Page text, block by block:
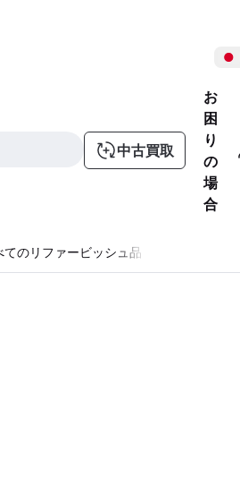
中古買取
お
困
り
の
場
合
てのリファービッシュ品